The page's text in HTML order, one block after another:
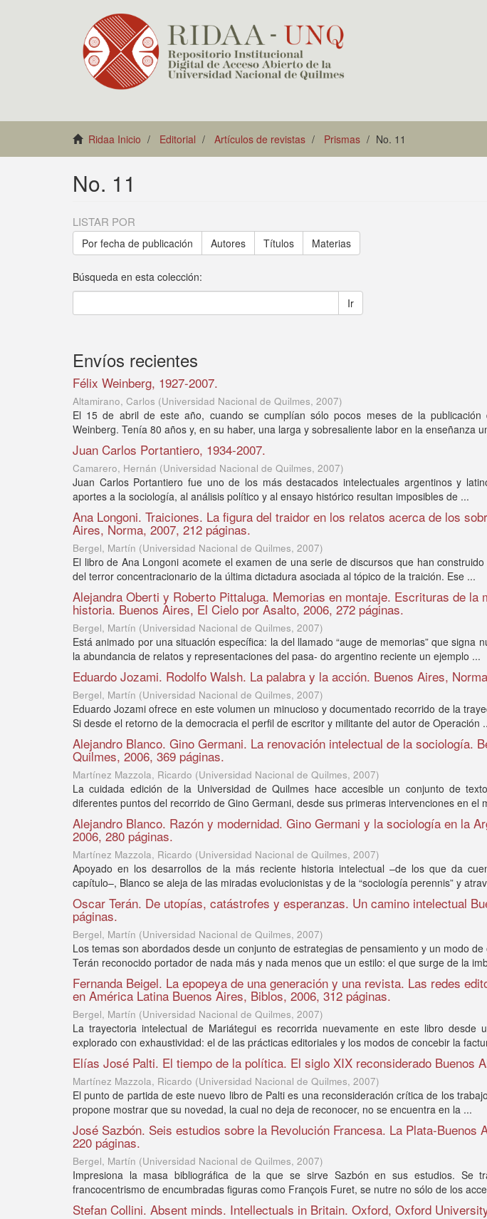
Ridaa Inicio Editorial Artículos de revistas Prismas No. 11
No. 11
LISTAR POR
Por fecha de publicación Autores Títulos Materias
Búsqueda en esta colección:
Ir
Envíos recientes
Félix Weinberg, 1927-2007.
Altamirano, Carlos (Universidad Nacional de Quilmes, 2007)
El 15 de abril de este año, cuando se cumplían sólo pocos meses de la
Weinberg. Tenía 80 años y, en su haber, una larga y sobresaliente labor en la enseñanza
Juan Carlos Portantiero, 1934-2007.
Camarero, Hernán (Universidad Nacional de Quilmes, 2007)
Juan Carlos Portantiero fue uno de los más destacados intelectuales argentinos y
aportes a la sociología, al análisis político y al ensayo histórico resultan imposibles de ...
Ana Longoni. Traiciones. La figura del traidor en los relatos acerca de los
Aires, Norma, 2007, 212 páginas.
Bergel, Martín (Universidad Nacional de Quilmes, 2007)
El libro de Ana Longoni acomete el examen de una serie de discursos que han
del terror concentracionario de la última dictadura asociada al tópico de la traición. Ese ...
Alejandra Oberti y Roberto Pittaluga. Memorias en montaje. Escrituras de la
historia. Buenos Aires, El Cielo por Asalto, 2006, 272 páginas.
Bergel, Martín (Universidad Nacional de Quilmes, 2007)
Está animado por una situación específica: la del llamado “auge de memorias” que signa
la abundancia de relatos y representaciones del pasa- do argentino reciente un ejemplo ...
Eduardo Jozami. Rodolfo Walsh. La palabra y la acción. Buenos Aires,
Bergel, Martín (Universidad Nacional de Quilmes, 2007)
Eduardo Jozami ofrece en este volumen un minucioso y documentado recorrido de la
Si desde el retorno de la democracia el perfil de escritor y militante del autor de Operación
Alejandro Blanco. Gino Germani. La renovación intelectual de la sociología.
Quilmes, 2006, 369 páginas.
Martínez Mazzola, Ricardo (Universidad Nacional de Quilmes, 2007)
La cuidada edición de la Universidad de Quilmes hace accesible un conjunto de
diferentes puntos del recorrido de Gino Germani, desde sus primeras intervenciones en el
Alejandro Blanco. Razón y modernidad. Gino Germani y la sociología en la
2006, 280 páginas.
Martínez Mazzola, Ricardo (Universidad Nacional de Quilmes, 2007)
Apoyado en los desarrollos de la más reciente historia intelectual –de los que da
capítulo–, Blanco se aleja de las miradas evolucionistas y de la “sociología perennis” y
Oscar Terán. De utopías, catástrofes y esperanzas. Un camino intelectual
páginas.
Bergel, Martín (Universidad Nacional de Quilmes, 2007)
Los temas son abordados desde un conjunto de estrategias de pensamiento y un modo
Terán reconocido portador de nada más y nada menos que un estilo: el que surge de la
Fernanda Beigel. La epopeya de una generación y una revista. Las redes
en América Latina Buenos Aires, Biblos, 2006, 312 páginas.
Bergel, Martín (Universidad Nacional de Quilmes, 2007)
La trayectoria intelectual de Mariátegui es recorrida nuevamente en este libro
explorado con exhaustividad: el de las prácticas editoriales y los modos de concebir la
Elías José Palti. El tiempo de la política. El siglo XIX reconsiderado Buenos
Martínez Mazzola, Ricardo (Universidad Nacional de Quilmes, 2007)
El punto de partida de este nuevo libro de Palti es una reconsideración crítica de los
propone mostrar que su novedad, la cual no deja de reconocer, no se encuentra en la ...
José Sazbón. Seis estudios sobre la Revolución Francesa. La Plata-Buenos
220 páginas.
Bergel, Martín (Universidad Nacional de Quilmes, 2007)
Impresiona la masa bibliográfica de la que se sirve Sazbón en sus estudios. Se
francocentrismo de encumbradas figuras como François Furet, se nutre no sólo de los
Stefan Collini. Absent minds. Intellectuals in Britain. Oxford, Oxford